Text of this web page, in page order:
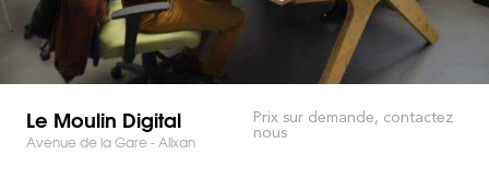
Le Moulin Digital
Avenue de la Gare - Alixan
Prix sur demande, contactez
nous